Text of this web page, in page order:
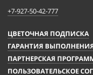
+7-927-50-42-777
ЦВЕТОЧНАЯ ПОДПИСКА
ГАРАНТИЯ
ПАРТНЕРСКАЯ
ПОЛЬЗОВАТЕЛЬСКОЕ